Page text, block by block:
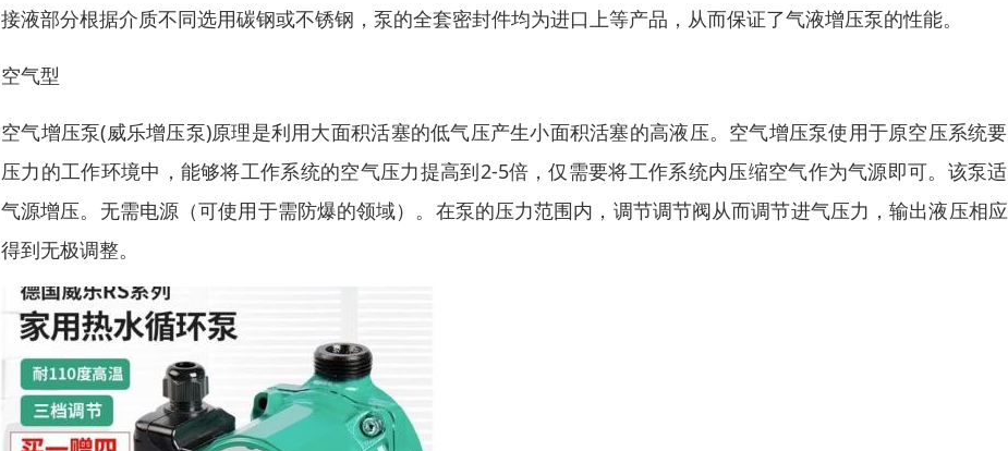
接液部分根据介质不同选用碳钢或不锈钢，泵的全套密封件均为进口上等产品，从而保证了气液增压泵的性能。
空气型
空气增压泵(威乐增压泵)原理是利用大面积活塞的低气压产生小面积活塞的高液压。空气增压泵使用于原空压系统
压力的工作环境中，能够将工作系统的空气压力提高到2-5倍，仅需要将工作系统内压缩空气作为气源即可。该泵
气源增压。无需电源（可使用于需防爆的领域）。在泵的压力范围内，调节调节阀从而调节进气压力，输出液压相
得到无极调整。